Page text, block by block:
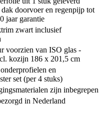
doorvoer en regenpijp tot
jaar garantie
zwart inclusief
voorzien van ISO glas -
kozijn 186 x 201,5 cm
en
set (per 4 stuks)
zijn inbegrepen
in Nederland